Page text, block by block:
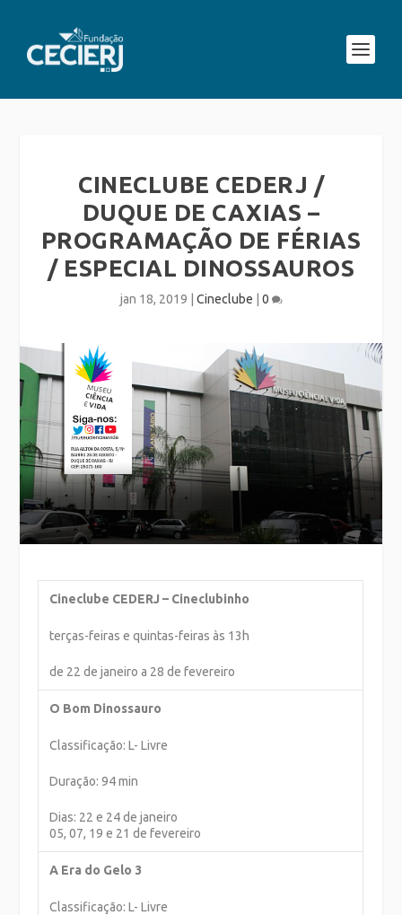
CINECLUBE CEDERJ /
DUQUE DE CAXIAS –
PROGRAMAÇÃO DE FÉRIAS
/ ESPECIAL DINOSSAUROS
jan 18, 2019 Cineclube 0
Cineclube CEDERJ – Cineclubinho
terças-feiras e quintas-feiras às 13h
de 22 de janeiro a 28 de fevereiro
O Bom Dinossauro
Classificação: L- Livre
Duração: 94 min
Dias: 22 e 24 de janeiro
05, 07, 19 e 21 de fevereiro
A Era do Gelo 3
Classificação: L- Livre